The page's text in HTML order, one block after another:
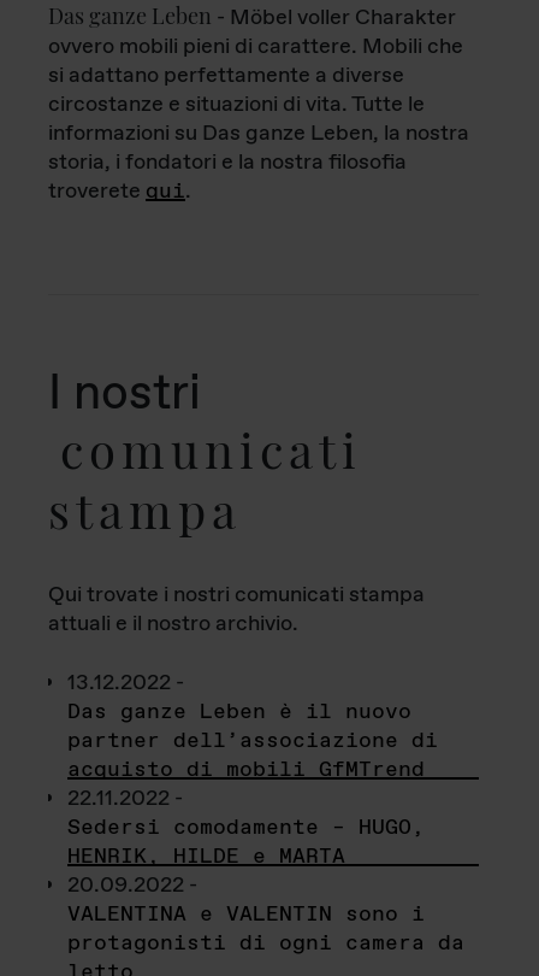
Das ganze Leben - Möbel voller Charakter
ovvero mobili pieni di carattere. Mobili che
si adattano perfettamente a diverse
circostanze e situazioni di vita. Tutte le
informazioni su Das ganze Leben, la nostra
storia, i fondatori e la nostra filosofia
troverete qui.
I nostri
comunicati
stampa
Qui trovate i nostri comunicati stampa
attuali e il nostro archivio.
13.12.2022 -
Das ganze Leben è il nuovo
partner dell’associazione di
acquisto di mobili GfMTrend
22.11.2022 -
Sedersi comodamente – HUGO,
HENRIK, HILDE e MARTA
20.09.2022 -
VALENTINA e VALENTIN sono i
protagonisti di ogni camera da